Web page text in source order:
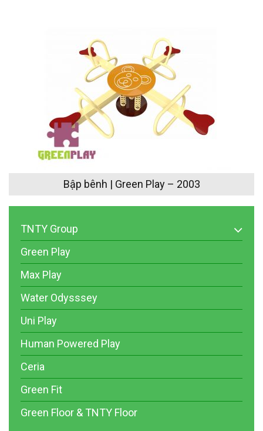
Bập bênh | Green Play – 2003
TNTY Group
Green Play
Max Play
Water Odysssey
Uni Play
Human Powered Play
Ceria
Green Fit
Green Floor & TNTY Floor